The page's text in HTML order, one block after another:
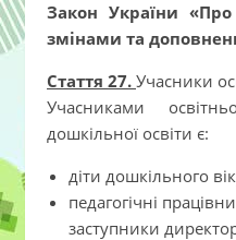
Закон України «Про
змінами та
Стаття 27. Учасники
Учасниками
дошкільної освіти є:
діти дошкільного
педагогічні
заступники